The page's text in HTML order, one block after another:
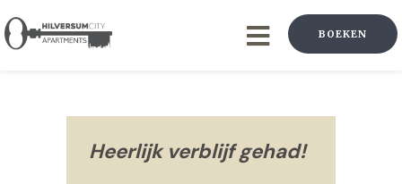
BOEKEN
Heerlijk verblijf gehad!